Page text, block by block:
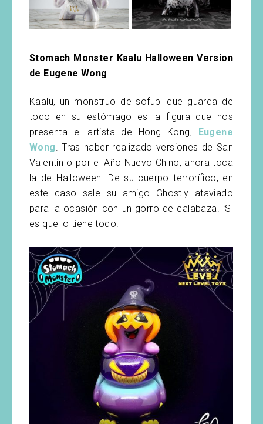
Stomach Monster Kaalu Halloween Version
de Eugene Wong
Kaalu, un monstruo de sofubi que guarda de
todo en su estómago es la figura que nos
presenta el artista de Hong Kong, Eugene
Wong . Tras haber realizado versiones de San
Valentín o por el Año Nuevo Chino, ahora toca
la de Halloween. De su cuerpo terrorífico, en
este caso sale su amigo Ghostly ataviado
para la ocasión con un gorro de calabaza. ¡Si
es que lo tiene todo!